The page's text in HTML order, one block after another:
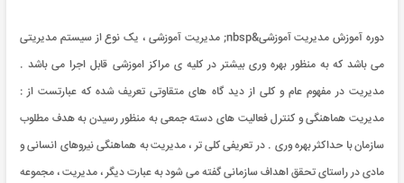
دوره آموزش مدیریت آموزشی&nbsp; مدیریت آموزشی ، یک نوع از سیستم مدیریتی
می باشد که به منظور بهره وری بیشتر در کلیه ی مراکز اموزشی قابل اجرا می باشد .
مدیریت در مفهوم عام و کلی از دید گاه های متقاوتی تعریف شده که عبارتست از :
مدیریت هماهنگی و کنترل فعالیت های دسته جمعی به منظور رسیدن به هدف مطلوب
سازمان با حداکثر بهره وری . در تعریفی کلی تر ، مدیریت به هماهنگی نیروهای انسانی و
مادی در راستای تحقق اهداف سازمانی گفته می شود به عبارت دیگر ، مدیریت ، مجموعه